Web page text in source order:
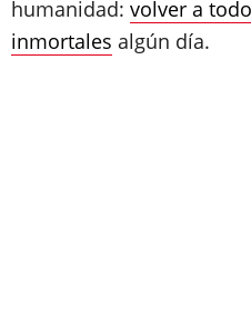
humanidad: volver a
inmortales algún día.